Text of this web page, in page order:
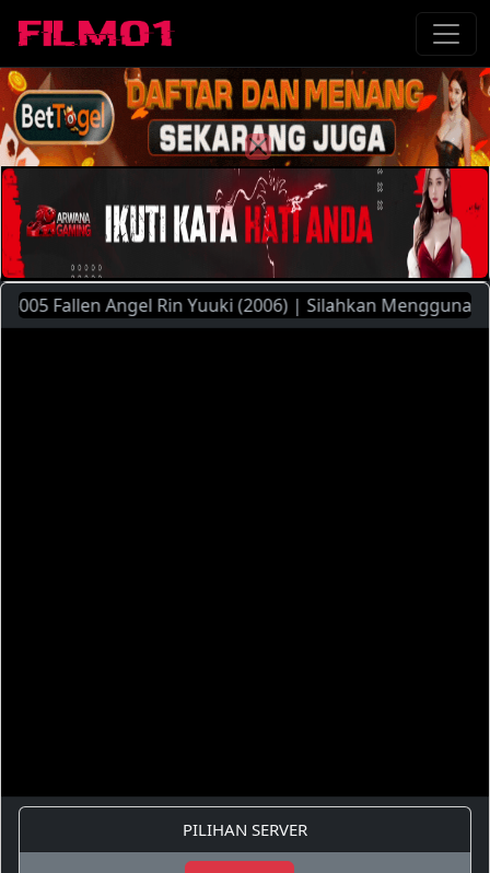
Fallen Angel Rin Yuuki (2006) | Silahkan
PILIHAN SERVER